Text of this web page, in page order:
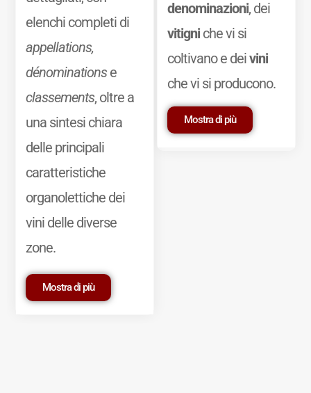
elenchi completi di
appellations,
dénominationse
classements, oltre a
una sintesi chiara
delle principali
caratteristiche
organolettiche dei
vini delle diverse
zone.
Mostra di più
denominazioni, dei
vitigniche vi si
coltivano e deivini
che vi si producono.
Mostra di più